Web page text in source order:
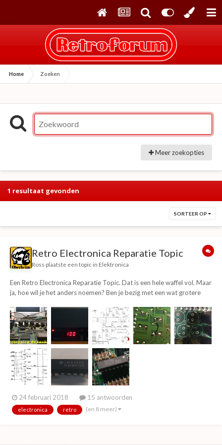
Home Zoeken
Meer zoekopties
1 resultaat gevonden
SORTEER OP
Retro Electronica Reparatie Topic
Ross plaatste een topic in Elektronica
Een Retro Electronica Reparatie Topic. Dat is een hele waffel vol. Maar
ja, hoe wil je het anders noemen? Ben je bezig met een wat grotere
de topic starter..... In een lang grijsch verleeden, gaf @...
24 februari 2018 15 antwoorden
electronica retro (en 8 meer)